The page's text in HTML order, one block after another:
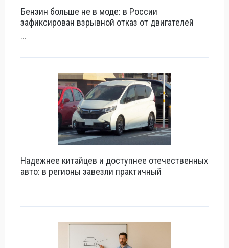
Бензин больше не в моде: в России
зафиксирован взрывной отказ от двигателей
...
Надежнее китайцев и доступнее отечественных
авто: в регионы завезли практичный
...